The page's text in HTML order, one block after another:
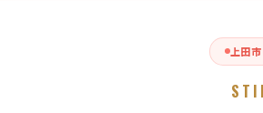
上田